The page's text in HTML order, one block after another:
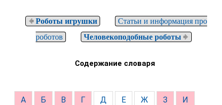
Роботы игрушки
Статьи и информация про
роботов
Человекоподобные роботы
Содержание словаря
А Б В Г Д Е Ж З И